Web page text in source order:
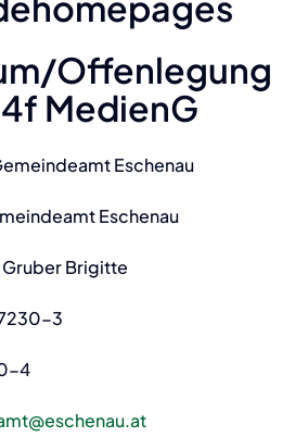
Offenlegung
MedienG
Eschenau
Eschenau
Brigitte
3
4